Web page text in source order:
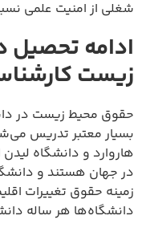
شغلی از امنیت علمی
ادامه تحصیل
زیست
حقوق محیط زیست در
بسیار معتبر تدریس
هاروارد و دانشگاه
در جهان هستند و
زمینه حقوق تغییرات
دانشگاه‌ها هر ساله